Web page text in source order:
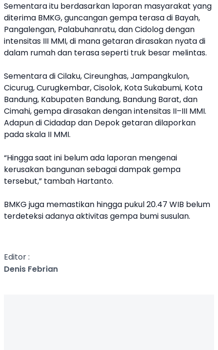
Sementara itu berdasarkan laporan masyarakat yang
diterima BMKG, guncangan gempa terasa di Bayah,
Pangalengan, Palabuhanratu, dan Cidolog dengan
intensitas III MMI, di mana getaran dirasakan nyata di
dalam rumah dan terasa seperti truk besar melintas.
Sementara di Cilaku, Cireunghas, Jampangkulon,
Cicurug, Curugkembar, Cisolok, Kota Sukabumi, Kota
Bandung, Kabupaten Bandung, Bandung Barat, dan
Cimahi, gempa dirasakan dengan intensitas II–III MMI.
Adapun di Cidadap dan Depok getaran dilaporkan
pada skala II MMI.
“Hingga saat ini belum ada laporan mengenai
kerusakan bangunan sebagai dampak gempa
tersebut,” tambah Hartanto.
BMKG juga memastikan hingga pukul 20.47 WIB belum
terdeteksi adanya aktivitas gempa bumi susulan.
Editor :
Denis Febrian